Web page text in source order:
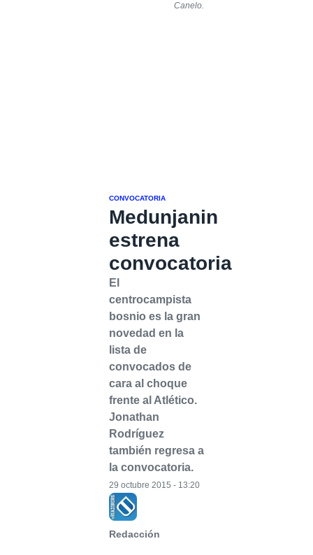
Canelo.
CONVOCATORIA
Medunjanin
estrena
convocatoria
El
centrocampista
bosnio es la gran
novedad en la
lista de
convocados de
cara al choque
frente al Atlético.
Jonathan
Rodríguez
también regresa a
la convocatoria.
Redacción
29 octubre 2015 - 13:20